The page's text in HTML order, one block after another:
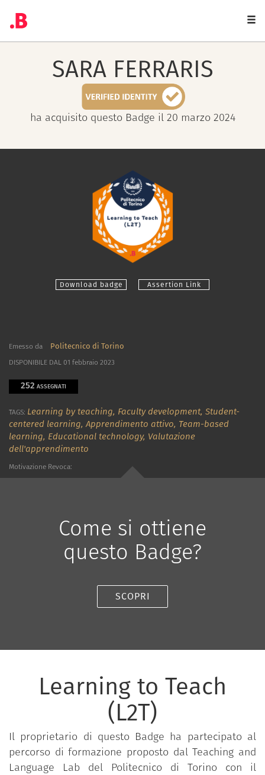
SARA FERRARIS
ha acquisito questo Badge il 20 marzo 2024
Download badge Assertion Link
Emesso da Politecnico di Torino
DISPONIBILE DAL 01 febbraio 2023
252 ASSEGNATI
TAGS: Learning by teaching, Faculty development, Student-
centered learning,Apprendimento attivo, Team-based
learning, Educational technology, Valutazione
dell'apprendimento
Motivazione Revoca:
Come si ottiene
questo Badge?
SCOPRI
Learning to Teach
(L2T)
Il proprietario di questo Badge ha partecipato al
percorso di formazione proposto dal Teaching and
Language Lab del Politecnico di Torino con il